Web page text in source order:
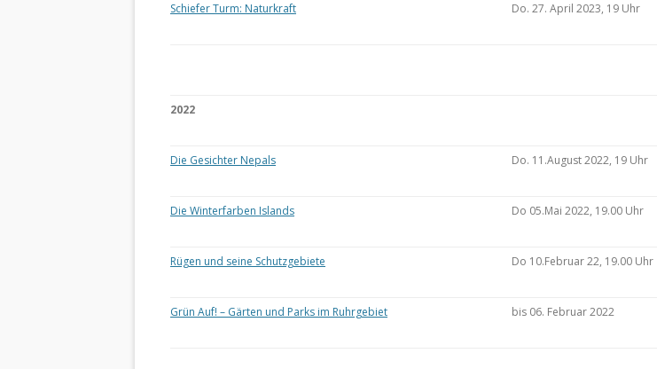
Schiefer Turm: Naturkraft Do. 27. April 2023, 19 Uhr
2022
Die Gesichter Nepals Do. 11.August 2022, 19 Uhr
Die Winterfarben Islands Do 05.Mai 2022, 19.00 Uhr
Rügen und seine Schutzgebiete Do 10.Februar 22, 19.00 Uhr
Grün Auf! – Gärten und Parks im Ruhrgebiet bis 06. Februar 2022